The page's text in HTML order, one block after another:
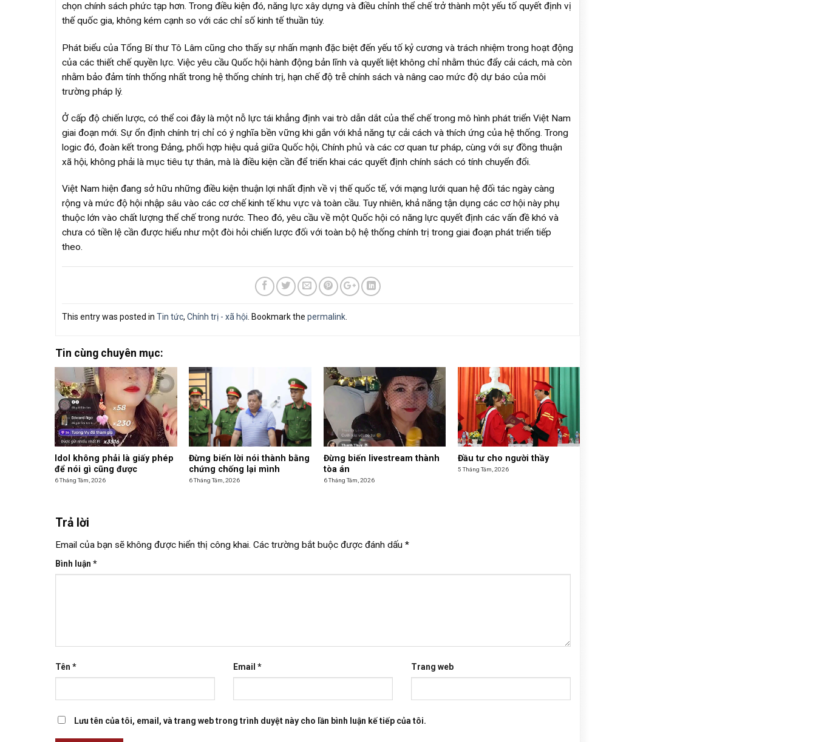
chọn chính sách phức tạp hơn. Trong điều kiện đó, năng lực xây dựng và điều chỉnh thể chế trở thành một yếu tố quyết định vị
thế quốc gia, không kém cạnh so với các chỉ số kinh tế thuần túy.
Phát biểu của Tổng Bí thư Tô Lâm cũng cho thấy sự nhấn mạnh đặc biệt đến yếu tố kỷ cương và trách nhiệm trong hoạt động
của các thiết chế quyền lực. Việc yêu cầu Quốc hội hành động bản lĩnh và quyết liệt không chỉ nhằm thúc đẩy cải cách, mà còn
nhằm bảo đảm tính thống nhất trong hệ thống chính trị, hạn chế độ trễ chính sách và nâng cao mức độ dự báo của môi
trường pháp lý.
Ở cấp độ chiến lược, có thể coi đây là một nỗ lực tái khẳng định vai trò dẫn dắt của thể chế trong mô hình phát triển Việt Nam
giai đoạn mới. Sự ổn định chính trị chỉ có ý nghĩa bền vững khi gắn với khả năng tự cải cách và thích ứng của hệ thống. Trong
logic đó, đoàn kết trong Đảng, phối hợp hiệu quả giữa Quốc hội, Chính phủ và các cơ quan tư pháp, cùng với sự đồng thuận
xã hội, không phải là mục tiêu tự thân, mà là điều kiện cần để triển khai các quyết định chính sách có tính chuyển đổi.
Việt Nam hiện đang sở hữu những điều kiện thuận lợi nhất định về vị thế quốc tế, với mạng lưới quan hệ đối tác ngày càng
rộng và mức độ hội nhập sâu vào các cơ chế kinh tế khu vực và toàn cầu. Tuy nhiên, khả năng tận dụng các cơ hội này phụ
thuộc lớn vào chất lượng thể chế trong nước. Theo đó, yêu cầu về một Quốc hội có năng lực quyết định các vấn đề khó và
chưa có tiền lệ cần được hiểu như một đòi hỏi chiến lược đối với toàn bộ hệ thống chính trị trong giai đoạn phát triển tiếp
theo.
This entry was posted in Tin tức, Chính trị - xã hội. Bookmark the permalink.
Tin cùng chuyên mục:
Idol không phải là giấy phép
để nói gì cũng được
6 Tháng Tám, 2026
Đừng biến lời nói thành bằng
chứng chống lại mình
6 Tháng Tám, 2026
Đừng biến livestream thành
tòa án
6 Tháng Tám, 2026
Đầu tư cho người thầy
5 Tháng Tám, 2026
Trả lời
Email của bạn sẽ không được hiển thị công khai. Các trường bắt buộc được đánh dấu *
Bình luận *
Tên * Email * Trang web
Lưu tên của tôi, email, và trang web trong trình duyệt này cho lần bình luận kế tiếp của tôi.